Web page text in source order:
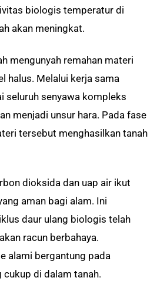
biologis temperatur di
akan meningkat.
mengunyah remahan materi
halus. Melalui kerja sama
seluruh senyawa kompleks
menjadi unsur hara. Pada fase
tersebut menghasilkan tanah
dioksida dan uap air ikut
aman bagi alam. Ini
daur ulang biologis telah
racun berbahaya.
alami bergantung pada
di dalam tanah.